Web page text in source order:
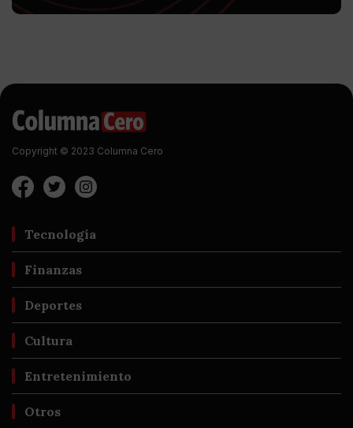
Copyright © 2023 Columna Cero
Tecnología
Finanzas
Deportes
Cultura
Entretenimiento
Otros